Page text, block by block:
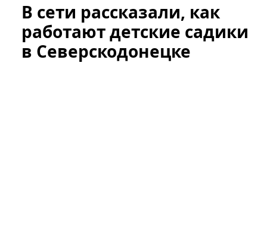
В сети рассказали, как
работают детские садики
в Северскодонецке